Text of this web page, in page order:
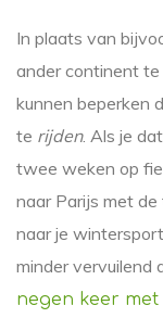
In plaats van
ander continent te
kunnen beperken
te rijden. Als je
twee weken op
naar Parijs met
naar je
minder vervuilend
negen keer